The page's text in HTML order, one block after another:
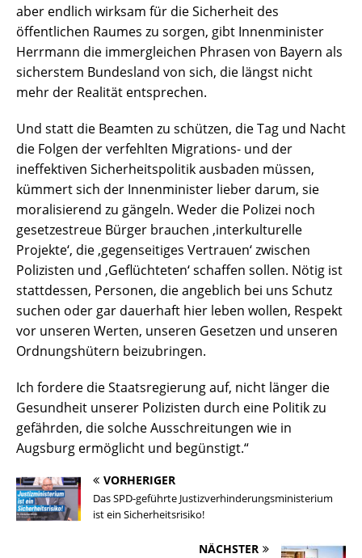
aber endlich wirksam für die Sicherheit des
öffentlichen Raumes zu sorgen, gibt Innenminister
Herrmann die immergleichen Phrasen von Bayern als
sicherstem Bundesland von sich, die längst nicht
mehr der Realität entsprechen.
Und statt die Beamten zu schützen, die Tag und Nacht
die Folgen der verfehlten Migrations- und der
ineffektiven Sicherheitspolitik ausbaden müssen,
kümmert sich der Innenminister lieber darum, sie
moralisierend zu gängeln. Weder die Polizei noch
gesetzestreue Bürger brauchen ‚interkulturelle
Projekte‘, die ‚gegenseitiges Vertrauen‘ zwischen
Polizisten und ‚Geflüchteten‘ schaffen sollen. Nötig ist
stattdessen, Personen, die angeblich bei uns Schutz
suchen oder gar dauerhaft hier leben wollen, Respekt
vor unseren Werten, unseren Gesetzen und unseren
Ordnungshütern beizubringen.
Ich fordere die Staatsregierung auf, nicht länger die
Gesundheit unserer Polizisten durch eine Politik zu
gefährden, die solche Ausschreitungen wie in
Augsburg ermöglicht und begünstigt.“
VORHERIGER
Das SPD-geführte Justizverhinderungsministerium
ist ein Sicherheitsrisiko!
NÄCHSTER